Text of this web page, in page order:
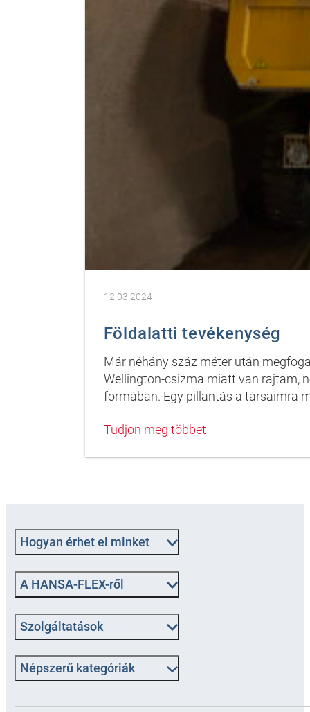
12.03.2024
Földalatti tevékenység
Már néhány száz méter után
Wellington-csizma miatt van rajtam,
formában. Egy pillantás a társaimra
Tudjon meg többet
Hogyan érhet el minket
A HANSA-FLEX-ről
Szolgáltatások
Népszerű kategóriák